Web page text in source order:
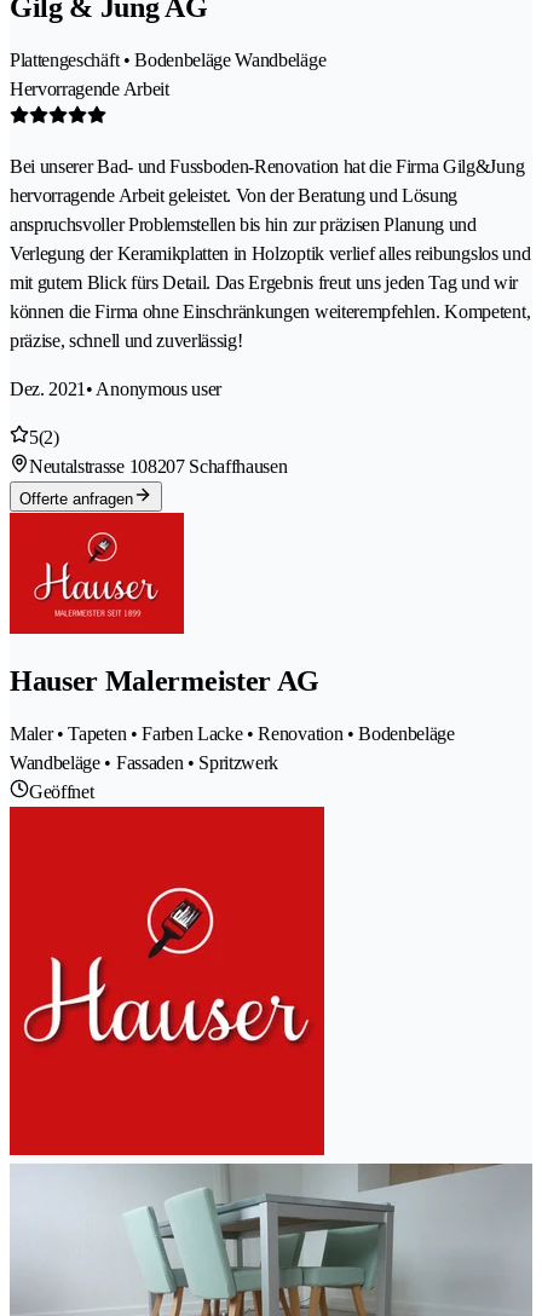
Gilg & Jung AG
Plattengeschäft • Bodenbeläge Wandbeläge
Hervorragende Arbeit
Bei unserer Bad- und Fussboden-Renovation hat die Firma Gilg&Jung
hervorragende Arbeit geleistet. Von der Beratung und Lösung
anspruchsvoller Problemstellen bis hin zur präzisen Planung und
Verlegung der Keramikplatten in Holzoptik verlief alles reibungslos und
mit gutem Blick fürs Detail. Das Ergebnis freut uns jeden Tag und wir
können die Firma ohne Einschränkungen weiterempfehlen. Kompetent,
präzise, schnell und zuverlässig!
Dez. 2021 • Anonymous user
5(2)
Neutalstrasse 108207 Schaffhausen
Offerte anfragen
Hauser Malermeister AG
Maler • Tapeten • Farben Lacke • Renovation • Bodenbeläge
Wandbeläge • Fassaden • Spritzwerk
Geöffnet